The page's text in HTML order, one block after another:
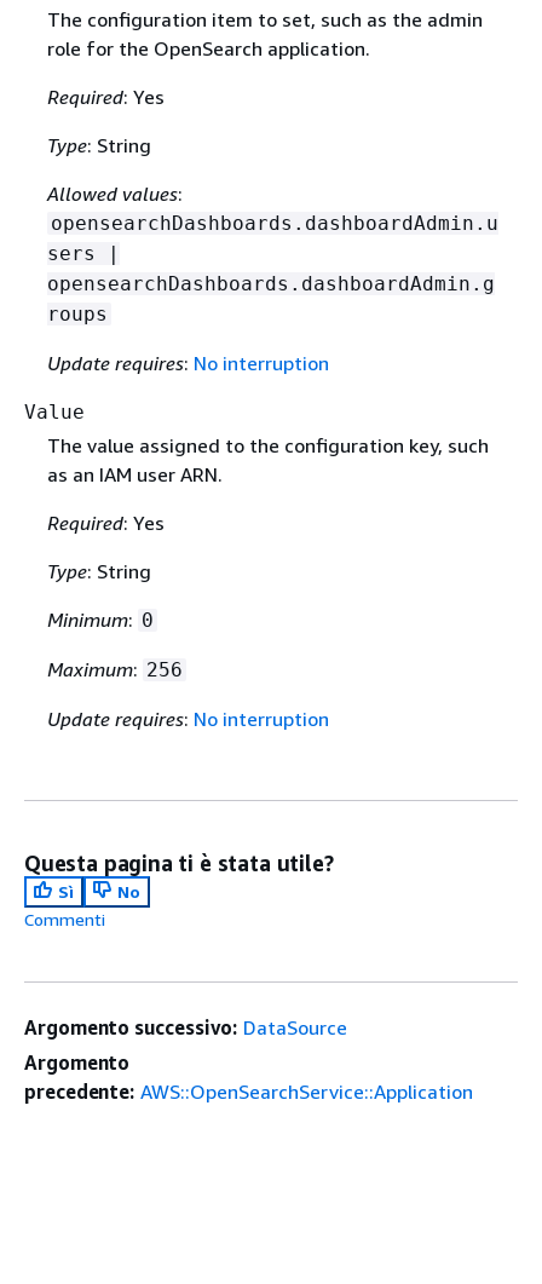
The configuration item to set, such as the admin
role for the OpenSearch application.
Required: Yes
Type: String
Allowed values:
opensearchDashboards.dashboardAdmin.u
sers |
opensearchDashboards.dashboardAdmin.g
roups
Update requires: No interruption
Value
The value assigned to the configuration key, such
as an IAM user ARN.
Required: Yes
Type: String
Minimum: 0
Maximum: 256
Update requires: No interruption
Questa pagina ti è stata utile?
Sì
No
Commenti
Argomento successivo: DataSource
Argomento
precedente: AWS::OpenSearchService::Application